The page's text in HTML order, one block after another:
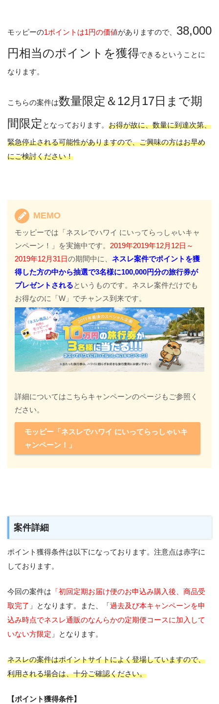
モッピーの1ポイントは1円の価値がありますので、 38,000
円相当のポイントを獲得できるということに
なります。
こちらの案件は数量限定＆12月17日まで期
間限定 となっております。 お得が故に、数量に到達次第、
緊急停止される可能性がありますので、ご興味の方はお早め
にご検討ください！
MEMO
モッピーでは「ネスレでハワイ にいってらっしゃいキャ
ンペーン！」を実施中です。 2019年2019年12月12日～
2019年12月31日の期間中に、ネスレ案件でポイントを獲
得した方の中から抽選で3名様に100,000円分の旅行券が
プレゼントされるというものです。ネスレ案件だけでも
お得なのに「W」でチャンス到来です。
詳細についてはこちらキャンペーンのページもご参照く
ださい。
モッピー「ネスレでハワイ にいってらっしゃいキ
ャンペーン！」
案件詳細
ポイント獲得条件は以下になっております。注意点は赤字に
しております。
今回の案件は 「初回定期お届け便のお申込み購入後、商品受
取完了 」となります。また、「過去及び本キャンペーンを申
込み時点でネスレ通販のなんらかの定期便コースに加入して
いない方限定 」となります。
ネスレの案件はポイントサイトによく登場していますので、
利用される場合は、十分ご確認ください。
【ポイント獲得条件】